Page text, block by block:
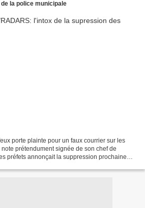
la police municipale
porte plainte pour un faux courrier sur les
prétendument signée de son chef de
préfets annonçait la suppression prochaine